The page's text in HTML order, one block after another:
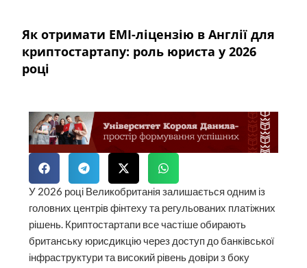
Як отримати EMI-ліцензію в Англії для
криптостартапу: роль юриста у 2026
році
У 2026 році Великобританія залишається одним із
головних центрів фінтеху та регульованих платіжних
рішень. Криптостартапи все частіше обирають
британську юрисдикцію через доступ до банківської
інфраструктури та високий рівень довіри з боку